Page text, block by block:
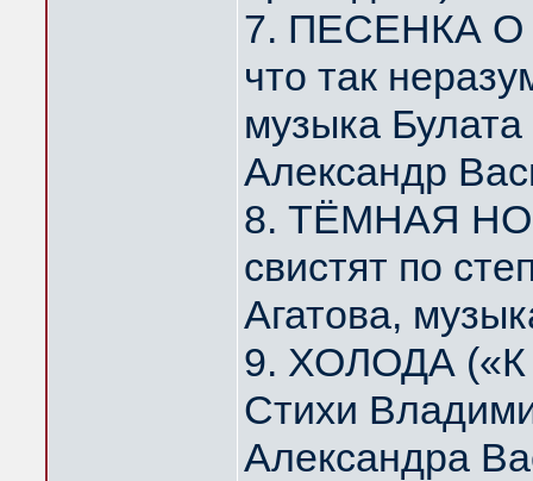
7. ПЕСЕНКА О
что так
музыка
Александр
8. ТЁМНАЯ
свистят по
Агатова,
9. ХОЛОДА («К
Стихи
Александра